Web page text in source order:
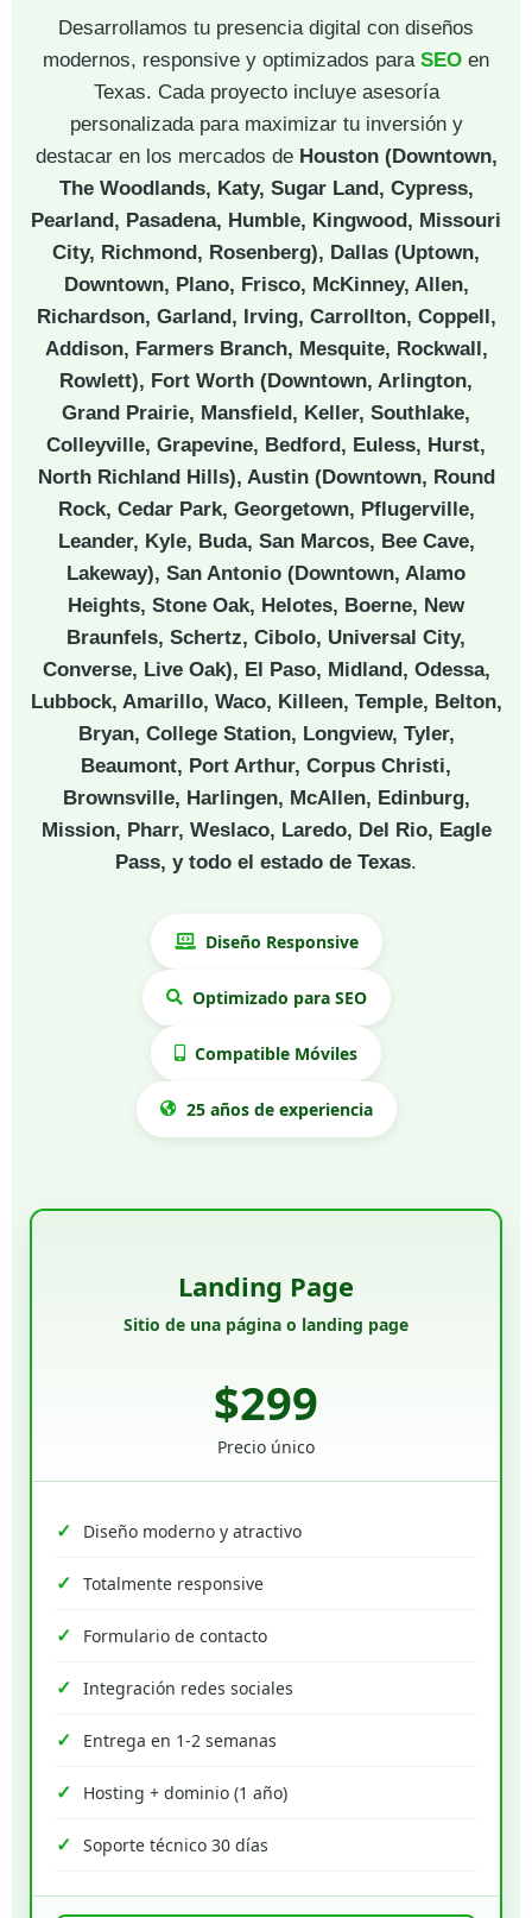
Desarrollamos tu presencia digital con diseños
modernos, responsive y optimizados para SEO en
Texas. Cada proyecto incluye asesoría
personalizada para maximizar tu inversión y
destacar en los mercados de Houston (Downtown,
The Woodlands, Katy, Sugar Land, Cypress,
Pearland, Pasadena, Humble, Kingwood, Missouri
City, Richmond, Rosenberg), Dallas (Uptown,
Downtown, Plano, Frisco, McKinney, Allen,
Richardson, Garland, Irving, Carrollton, Coppell,
Addison, Farmers Branch, Mesquite, Rockwall,
Rowlett), Fort Worth (Downtown, Arlington,
Grand Prairie, Mansfield, Keller, Southlake,
Colleyville, Grapevine, Bedford, Euless, Hurst,
North Richland Hills), Austin (Downtown, Round
Rock, Cedar Park, Georgetown, Pflugerville,
Leander, Kyle, Buda, San Marcos, Bee Cave,
Lakeway), San Antonio (Downtown, Alamo
Heights, Stone Oak, Helotes, Boerne, New
Braunfels, Schertz, Cibolo, Universal City,
Converse, Live Oak), El Paso, Midland, Odessa,
Lubbock, Amarillo, Waco, Killeen, Temple, Belton,
Bryan, College Station, Longview, Tyler,
Beaumont, Port Arthur, Corpus Christi,
Brownsville, Harlingen, McAllen, Edinburg,
Mission, Pharr, Weslaco, Laredo, Del Rio, Eagle
Pass, y todo el estado de Texas.
Diseño Responsive
Optimizado para SEO
Compatible Móviles
25 años de experiencia
Landing Page
Sitio de una página o landing page
$299
Precio único
Diseño moderno y atractivo
Totalmente responsive
Formulario de contacto
Integración redes sociales
Entrega en 1-2 semanas
Hosting + dominio (1 año)
Soporte técnico 30 días